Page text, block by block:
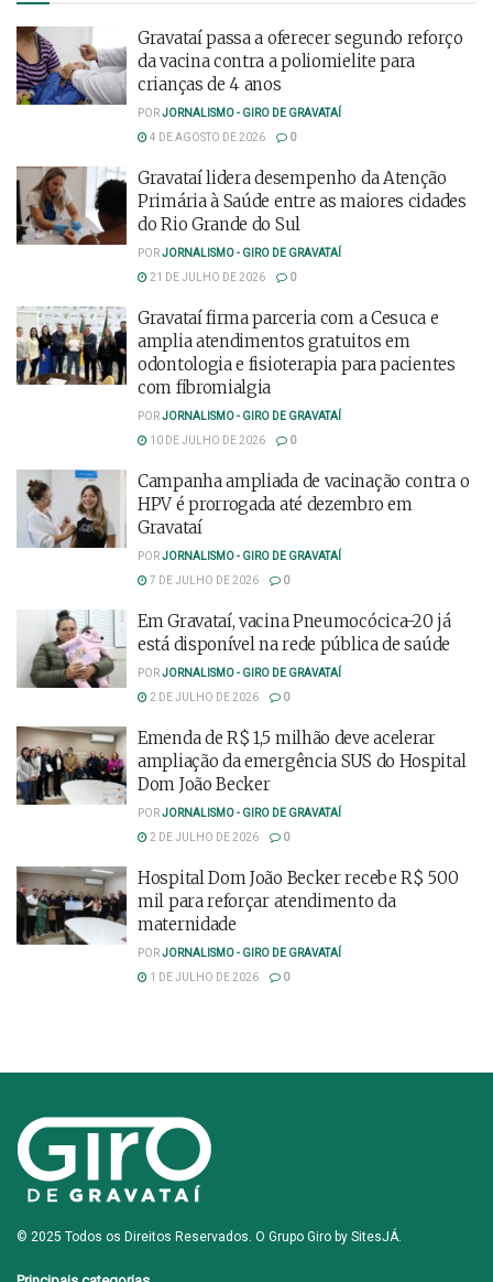
Gravataí passa a oferecer segundo reforço
da vacina contra a poliomielite para
crianças de 4 anos
PORJORNALISMO - GIRO DE GRAVATAÍ
4 DE AGOSTO DE 2026
0
Gravataí lidera desempenho da Atenção
Primária à Saúde entre as maiores cidades
do Rio Grande do Sul
PORJORNALISMO - GIRO DE GRAVATAÍ
21 DE JULHO DE 2026
0
Gravataí firma parceria com a Cesuca e
amplia atendimentos gratuitos em
odontologia e fisioterapia para pacientes
com fibromialgia
PORJORNALISMO - GIRO DE GRAVATAÍ
10 DE JULHO DE 2026
0
Campanha ampliada de vacinação contra o
HPV é prorrogada até dezembro em
Gravataí
PORJORNALISMO - GIRO DE GRAVATAÍ
7 DE JULHO DE 2026
0
Em Gravataí, vacina Pneumocócica-20 já
está disponível na rede pública de saúde
PORJORNALISMO - GIRO DE GRAVATAÍ
2 DE JULHO DE 2026
0
Emenda de R$ 1,5 milhão deve acelerar
ampliação da emergência SUS do Hospital
Dom João Becker
PORJORNALISMO - GIRO DE GRAVATAÍ
2 DE JULHO DE 2026
0
Hospital Dom João Becker recebe R$ 500
mil para reforçar atendimento da
maternidade
PORJORNALISMO - GIRO DE GRAVATAÍ
1 DE JULHO DE 2026
0
© 2025 Todos os Direitos Reservados. O Grupo Giro by SitesJÁ